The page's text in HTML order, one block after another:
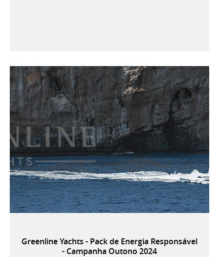
Greenline Yachts - Pack de Energia Responsável
- Campanha Outono 2024